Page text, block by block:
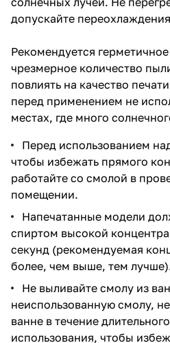
допускайте
Рекомендуется
чрезмерное количество
повлиять на качество
перед применением не
местах, где много
Перед использованием
чтобы избежать прямого
работайте со смолой в
помещении.
Напечатанные модели
спиртом высокой
секунд (рекомендуемая
более, чем выше, тем
Не выливайте смолу из
неиспользованную смолу,
ванне в течение
использования, чтобы